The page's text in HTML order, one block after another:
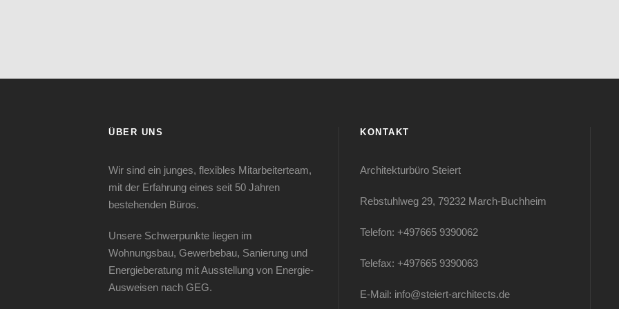
ÜBER UNS
Wir sind ein junges, flexibles Mitarbeiterteam,
mit der Erfahrung eines seit 50 Jahren
bestehenden Büros.
Unsere Schwerpunkte liegen im
Wohnungsbau, Gewerbebau, Sanierung und
Energieberatung mit Ausstellung von Energie-
Ausweisen nach GEG.
KONTAKT
Architekturbüro Steiert
Rebstuhlweg 29, 79232 March-Buchheim
Telefon: +497665 9390062
Telefax: +497665 9390063
E-Mail: info@steiert-architects.de